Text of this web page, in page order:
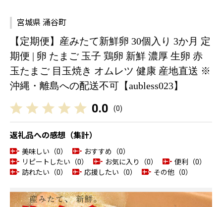
宮城県 涌谷町
【定期便】産みたて新鮮卵 30個入り 3か月 定
期便 | 卵 たまご 玉子 鶏卵 新鮮 濃厚 生卵 赤
玉たまご 目玉焼き オムレツ 健康 産地直送 ※
沖縄・離島への配送不可【aubless023】
0.0 (0)
返礼品への感想（集計）
美味しい（0）
おすすめ（0）
リピートしたい（0）
お気に入り（0）
便利（0）
訪れたい（0）
応援したい（0） その他（0）